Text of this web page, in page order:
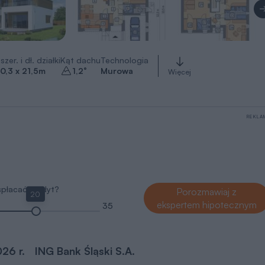
i dł. działki
x 21,5m
Kąt dachu
1,2°
Technologia
Murowa
Więcej
kredyt?
20
35
Porozmawiaj z
ekspertem hipotecznym
r. ING Bank Śląski S.A.